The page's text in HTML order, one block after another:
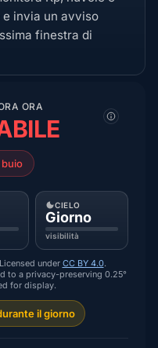
invia un avviso
finestra di
ORA
buio
CIELO
Giorno
visibilità
Licensed under CC BY 4.0.
to a privacy-preserving 0.25°
for display.
il giorno